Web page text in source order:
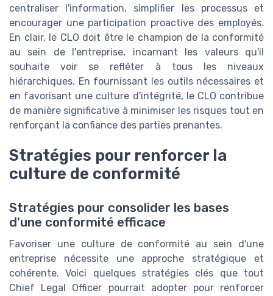
centraliser l'information, simplifier les processus et
encourager une participation proactive des employés.
En clair, le CLO doit être le champion de la conformité
au sein de l'entreprise, incarnant les valeurs qu'il
souhaite voir se refléter à tous les niveaux
hiérarchiques. En fournissant les outils nécessaires et
en favorisant une culture d'intégrité, le CLO contribue
de manière significative à minimiser les risques tout en
renforçant la confiance des parties prenantes.
Stratégies pour renforcer la
culture de conformité
Stratégies pour consolider les bases
d'une conformité efficace
Favoriser une culture de conformité au sein d'une
entreprise nécessite une approche stratégique et
cohérente. Voici quelques stratégies clés que tout
Chief Legal Officer pourrait adopter pour renforcer